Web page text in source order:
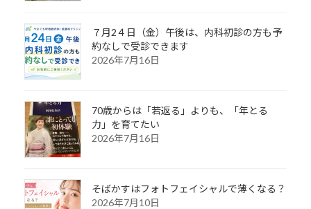
７月2４日（金）午後は、内科初診の方も予
約なしで受診できます
2026年7月16日
70歳からは「若返る」よりも、「年とる
力」を育てたい
2026年7月16日
そばかすはフォトフェイシャルで薄くなる？
2026年7月10日